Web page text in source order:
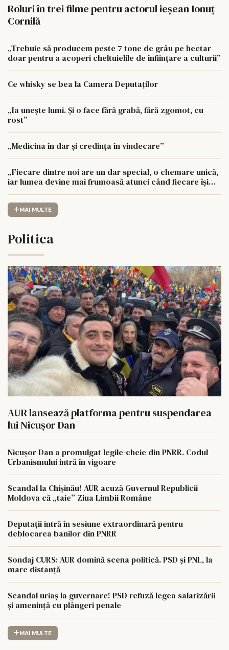
Roluri în trei filme pentru actorul ieşean Ionuţ
Cornilă
„Trebuie să producem peste 7 tone de grâu pe hectar
doar pentru a acoperi cheltuielile de înființare a culturii”
Ce whisky se bea la Camera Deputaților
„Ia unește lumi. Și o face fără grabă, fără zgomot, cu
rost”
„Medicina în dar și credința în vindecare”
„Fiecare dintre noi are un dar special, o chemare unică,
iar lumea devine mai frumoasă atunci când fiecare își
MAI MULTE
Politica
AUR lansează platforma pentru suspendarea
lui Nicușor Dan
Nicușor Dan a promulgat legile-cheie din PNRR. Codul
Urbanismului intră în vigoare
Scandal la Chișinău! AUR acuză Guvernul Republicii
Moldova că „taie” Ziua Limbii Române
Deputații intră în sesiune extraordinară pentru
deblocarea banilor din PNRR
Sondaj CURS: AUR domină scena politică. PSD și PNL, la
mare distanță
Scandal uriaș la guvernare! PSD refuză legea salarizării
și amenință cu plângeri penale
MAI MULTE